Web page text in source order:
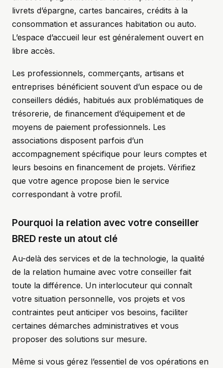
livrets d’épargne, cartes bancaires, crédits à la
consommation et assurances habitation ou auto.
L’espace d’accueil leur est généralement ouvert en
libre accès.
Les professionnels, commerçants, artisans et
entreprises bénéficient souvent d’un espace ou de
conseillers dédiés, habitués aux problématiques de
trésorerie, de financement d’équipement et de
moyens de paiement professionnels. Les
associations disposent parfois d’un
accompagnement spécifique pour leurs comptes et
leurs besoins en financement de projets. Vérifiez
que votre agence propose bien le service
correspondant à votre profil.
Pourquoi la relation avec votre conseiller
BRED reste un atout clé
Au-delà des services et de la technologie, la qualité
de la relation humaine avec votre conseiller fait
toute la différence. Un interlocuteur qui connaît
votre situation personnelle, vos projets et vos
contraintes peut anticiper vos besoins, faciliter
certaines démarches administratives et vous
proposer des solutions sur mesure.
Même si vous gérez l’essentiel de vos opérations en